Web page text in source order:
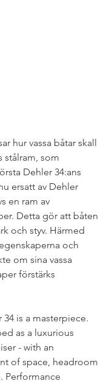
hur vassa båtar skall
stålram, som
Dehler 34:ans
ersatt av Dehler
en ram av
Detta gör att båten
och styv. Härmed
och
om sina vassa
förstärks
is a masterpiece.
as a luxurious
- with an
of space, headroom
Performance